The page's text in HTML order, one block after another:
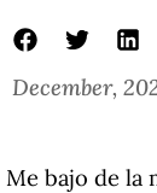
December,
Me bajo de la